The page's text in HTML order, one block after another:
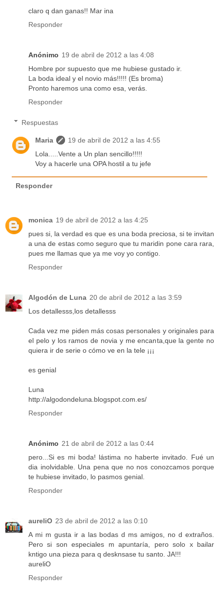
claro q dan ganas!! Mar ina
Responder
Anónimo 19 de abril de 2012 a las 4:08
Hombre por supuesto que me hubiese gustado ir.
La boda ideal y el novio más!!!!! (Es broma)
Pronto haremos una como esa, verás.
Responder
Respuestas
Maria
19 de abril de 2012 a las 4:55
Lola.....Vente a Un plan sencillo!!!!!
Voy a hacerle una OPA hostil a tu jefe
Responder
monica 19 de abril de 2012 a las 4:25
pues si, la verdad es que es una boda preciosa, si te invitan
a una de estas como seguro que tu maridin pone cara rara,
pues me llamas que ya me voy yo contigo.
Responder
Algodón de Luna 20 de abril de 2012 a las 3:59
Los detallesss,los detallesss
Cada vez me piden más cosas personales y originales para
el pelo y los ramos de novia y me encanta,que la gente no
quiera ir de serie o cómo ve en la tele ¡¡¡
es genial
Luna
http://algodondeluna.blogspot.com.es/
Responder
Anónimo 21 de abril de 2012 a las 0:44
pero...Si es mi boda! lástima no haberte invitado. Fué un
dia inolvidable. Una pena que no nos conozcamos porque
te hubiese invitado, lo pasmos genial.
Responder
aureliO 23 de abril de 2012 a las 0:10
A mi m gusta ir a las bodas d ms amigos, no d extraños.
Pero si son especiales m apuntaría, pero solo x bailar
kntigo una pieza para q desknsase tu santo. JA!!!
aureliO
Responder